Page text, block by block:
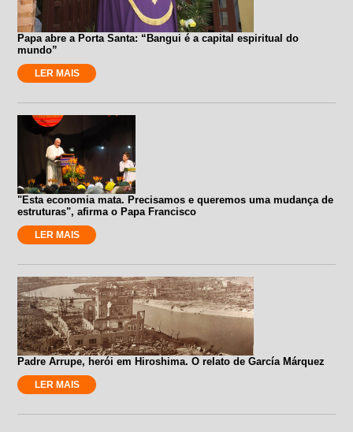
Papa abre a Porta Santa: “Bangui é a capital espiritual do
mundo”
LER MAIS
"Esta economia mata. Precisamos e queremos uma mudança de
estruturas", afirma o Papa Francisco
LER MAIS
Padre Arrupe, herói em Hiroshima. O relato de García Márquez
LER MAIS